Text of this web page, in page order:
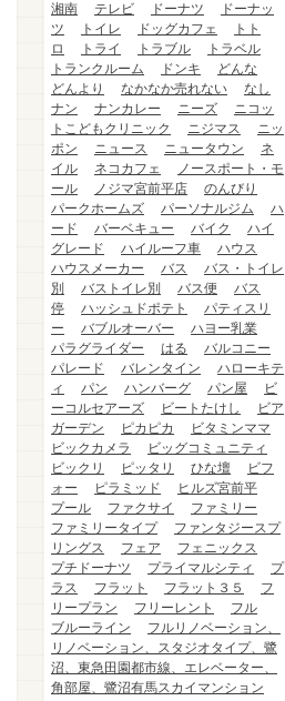
湘南
テレビ ドーナツ
ドーナッ
ツ
トイレ ドッグカフェ
トト
ロ
トライ トラブル
トラベル
トランクルーム
ドンキ
どんな
どんより
なかなか売れない
なし
ナン
ナンカレー ニーズ
ニコッ
トこどもクリニック
ニジマス
ニッ
ポン
ニュース ニュータウン
ネ
イル
ネコカフェ
ノースポート・モ
ール
ノジマ宮前平店
のんびり
パークホームズ
パーソナルジム
ハ
ード
バーベキュー バイク
ハイ
グレード
ハイルーフ車
ハウス
ハウスメーカー
バス
バス・トイレ
別
バストイレ別 バス便
バス
停
ハッシュドポテト
パティスリ
ー
バブルオーバー
ハヨー乳業
パラグライダー
はる
バルコニー
パレード
バレンタイン
ハローキテ
ィ
パン ハンバーグ パン屋
ビ
ーコルセアーズ
ビートたけし
ビア
ガーデン
ピカピカ
ビタミンママ
ビックカメラ
ビッグコミュニティ
ビックリ
ピッタリ ひな壇
ビフ
ォー
ピラミッド
ヒルズ宮前平
プール
ファクサイ
ファミリー
ファミリータイプ
ファンタジースプ
リングス
フェア
フェニックス
プチドーナツ
プライマルシティ
プ
ラス
フラット フラット３５
フ
リープラン
フリーレント
フル
ブルーライン
フルリノベーション、
リノベーション、スタジオタイプ、鷺
沼、東急田園都市線、エレベーター、
角部屋、鷺沼有馬スカイマンション